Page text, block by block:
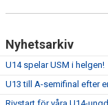
Nyhetsarkiv
U14 spelar USM i helgen!
U13 till A-semifinal efter